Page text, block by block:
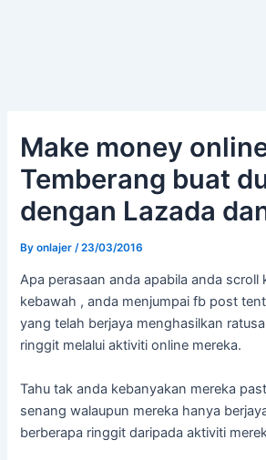
Make money
Temberang buat
dengan Lazada
Byonlajer /23/03/2016
Apa perasaan anda apabila anda scroll
kebawah , anda menjumpai fb post
yang telah berjaya menghasilkan
ringgit melalui aktiviti online mereka.
Tahu tak anda kebanyakan mereka
senang walaupun mereka hanya
berberapa ringgit daripada aktiviti